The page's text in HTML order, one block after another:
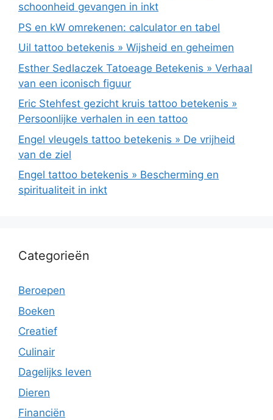
schoonheid gevangen in inkt
PS en kW omrekenen: calculator en tabel
Uil tattoo betekenis » Wijsheid en geheimen
Esther Sedlaczek Tatoeage Betekenis » Verhaal
van een iconisch figuur
Eric Stehfest gezicht kruis tattoo betekenis »
Persoonlijke verhalen in een tattoo
Engel vleugels tattoo betekenis » De vrijheid
van de ziel
Engel tattoo betekenis » Bescherming en
spiritualiteit in inkt
Categorieën
Beroepen
Boeken
Creatief
Culinair
Dagelijks leven
Dieren
Financiën